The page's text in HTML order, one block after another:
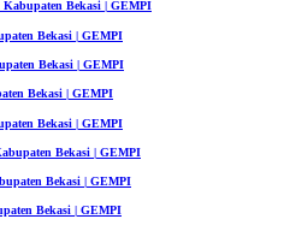
Bekasi | GEMPI
Bekasi | GEMPI
Bekasi | GEMPI
Bekasi | GEMPI
Bekasi | GEMPI
Bekasi | GEMPI
Bekasi | GEMPI
Bekasi | GEMPI